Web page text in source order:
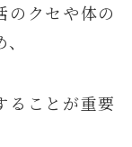
のクセや体の
ることが重要